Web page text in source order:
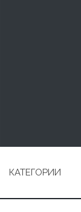
КАТЕГОРИИ